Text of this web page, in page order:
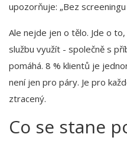
upozorňuje: „Bez
Ale nejde jen o tělo. Jde o
službu využít - společně s
pomáhá. 8 % klientů je
není jen pro páry. Je pro
ztracený.
Co se stane